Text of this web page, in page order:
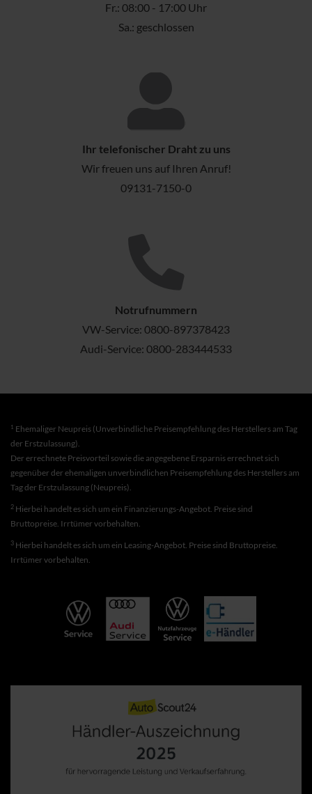
Fr.: 08:00 - 17:00 Uhr
Sa.: geschlossen
Ihr telefonischer Draht zu uns
Wir freuen uns auf Ihren Anruf!
09131-7150-0
Notrufnummern
VW-Service: 0800-897378423
Audi-Service: 0800-283444533
1 Ehemaliger Neupreis (Unverbindliche Preisempfehlung des Herstellers am Tag
der Erstzulassung).
Der errechnete Preisvorteil sowie die angegebene Ersparnis errechnet sich
gegenüber der ehemaligen unverbindlichen Preisempfehlung des Herstellers am
Tag der Erstzulassung (Neupreis).
2 Hierbei handelt es sich um ein Finanzierungs-Angebot. Preise sind
Bruttopreise. Irrtümer vorbehalten.
3 Hierbei handelt es sich um ein Leasing-Angebot. Preise sind Bruttopreise.
Irrtümer vorbehalten.